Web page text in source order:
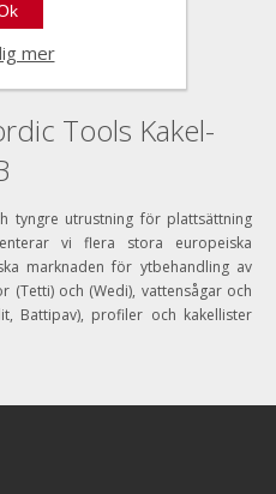
Tools Kakel-
tyngre utrustning för plattsättning
vi flera stora europeiska
marknaden för ytbehandling av
(Tetti) och (Wedi), vattensågar och
Battipav), profiler och kakellister
mer